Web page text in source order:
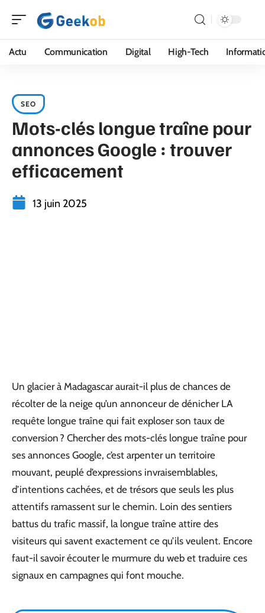
Actu Communication Digital High-Tech
SEO
Mots-clés longue traîne pour
annonces Google : trouver
efficacement
13 juin 2025
Un glacier à Madagascar aurait-il plus de chances de
récolter de la neige qu’un annonceur de dénicher LA
requête longue traîne qui fait exploser son taux de
conversion ? Chercher des mots-clés longue traîne pour
ses annonces Google, c’est arpenter un territoire
mouvant, peuplé d’expressions invraisemblables,
d’intentions cachées, et de trésors que seuls les plus
attentifs ramassent sur le chemin. Loin des sentiers
battus du trafic massif, la longue traîne attire des
visiteurs qui savent exactement ce qu’ils veulent. Encore
faut-il savoir écouter le murmure du web et traduire ces
signaux en campagnes qui font mouche.